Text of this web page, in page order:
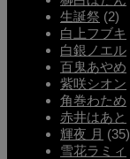
生誕祭 (2)
白上フブキ
白銀ノエル
百鬼あやめ
紫咲シオン
角巻わため
赤井はあと
輝夜 月 (35)
雪花ラミィ